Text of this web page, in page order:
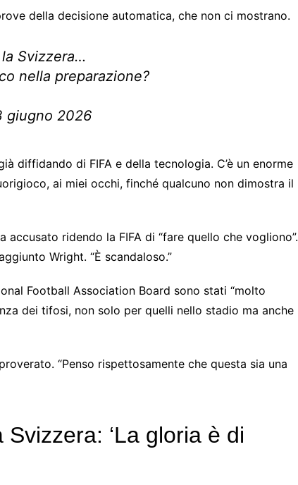
della decisione automatica, che non ci mostrano.
Svizzera…
nella preparazione?
giugno 2026
diffidando di FIFA e della tecnologia. C’è un enorme
ai miei occhi, finché qualcuno non dimostra il
accusato ridendo la FIFA di “fare quello che vogliono”.
Wright. “È scandaloso.”
Football Association Board sono stati “molto
dei tifosi, non solo per quelli nello stadio ma anche
“Penso rispettosamente che questa sia una
‘La gloria è di